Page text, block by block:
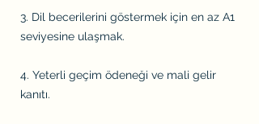
3. Dil becerilerini göstermek için en az A1
seviyesine ulaşmak.
4. Yeterli geçim ödeneği ve mali gelir
kanıtı.